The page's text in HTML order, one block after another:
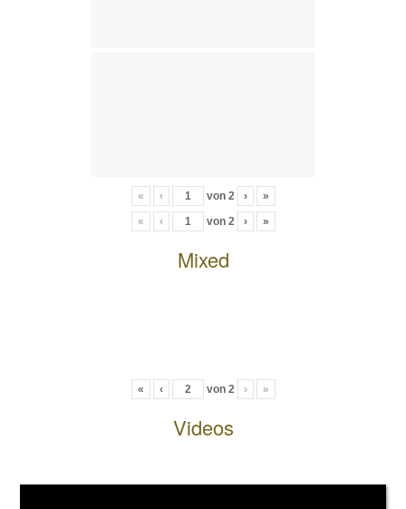
« ‹ von 2 ›
»
«
‹ von 2 › »
Mixed
« ‹ von 2 › »
Videos